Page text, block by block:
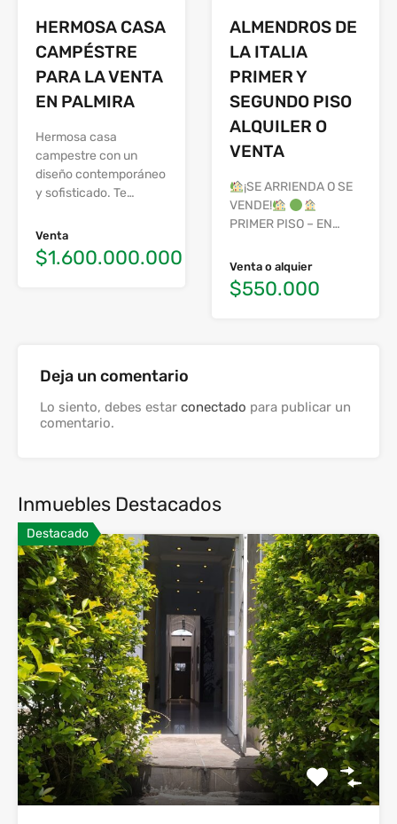
HERMOSA CASA
CAMPÉSTRE
PARA LA VENTA
EN PALMIRA
Hermosa casa
campestre con un
diseño contemporáneo
y sofisticado. Te…
Venta
$1.600.000.000
ALMENDROS DE
LA ITALIA
PRIMER Y
SEGUNDO PISO
ALQUILER O
VENTA
¡SE ARRIENDA O SE
VENDE!
PRIMER PISO – EN…
Venta o alquier
$550.000
Deja un comentario
Lo siento, debes estar conectado para publicar un
comentario.
Inmuebles Destacados
Destacado